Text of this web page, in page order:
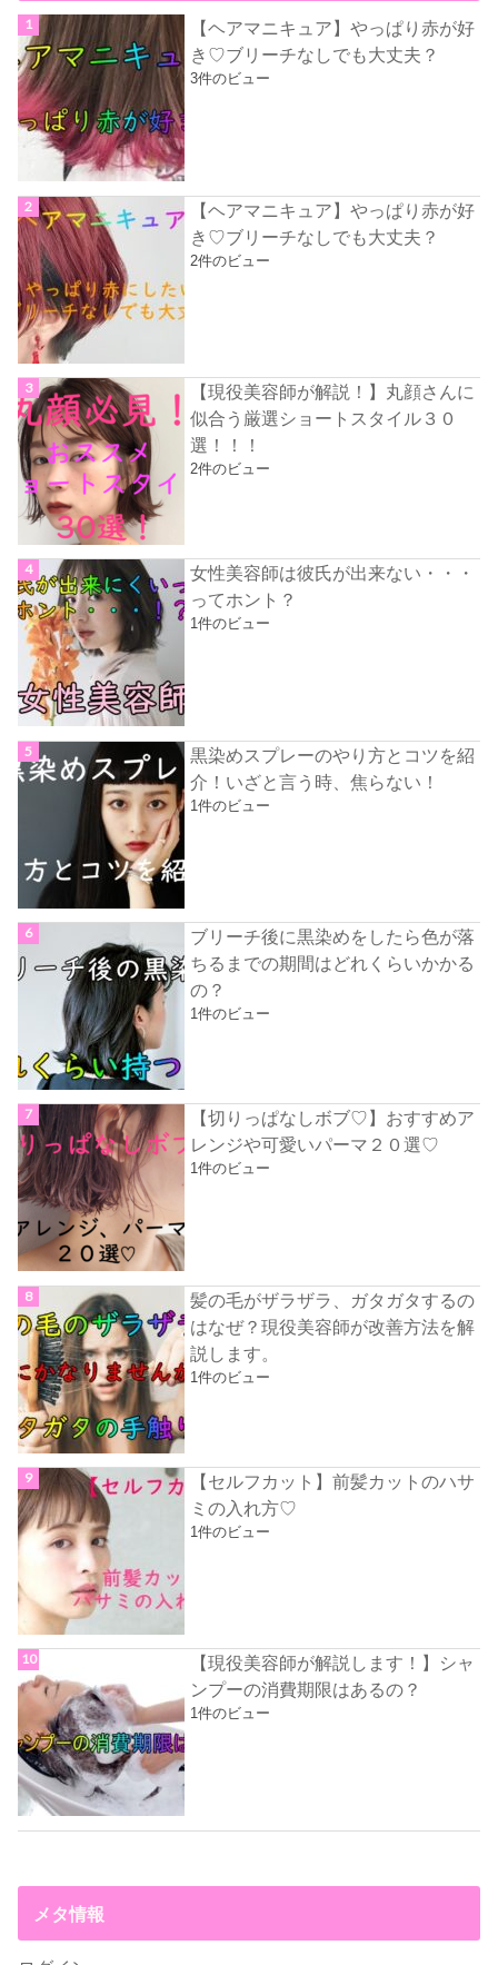
【ヘアマニキュア】やっぱり赤が好
き♡ブリーチなしでも大丈夫？
3件のビュー
【ヘアマニキュア】やっぱり赤が好
き♡ブリーチなしでも大丈夫？
2件のビュー
【現役美容師が解説！】丸顔さんに
似合う厳選ショートスタイル３０
選！！！
2件のビュー
女性美容師は彼氏が出来ない・・・
ってホント？
1件のビュー
黒染めスプレーのやり方とコツを紹
介！いざと言う時、焦らない！
1件のビュー
ブリーチ後に黒染めをしたら色が落
ちるまでの期間はどれくらいかかる
の？
1件のビュー
【切りっぱなしボブ♡】おすすめア
レンジや可愛いパーマ２０選♡
1件のビュー
髪の毛がザラザラ、ガタガタするの
はなぜ？現役美容師が改善方法を解
説します。
1件のビュー
【セルフカット】前髪カットのハサ
ミの入れ方♡
1件のビュー
【現役美容師が解説します！】シャ
ンプーの消費期限はあるの？
1件のビュー
メタ情報